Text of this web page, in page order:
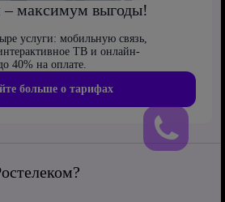
– максимум выгоды!
услуги: мобильную связь,
ТВ и онлайн-
40% на оплате.
больше о тарифах